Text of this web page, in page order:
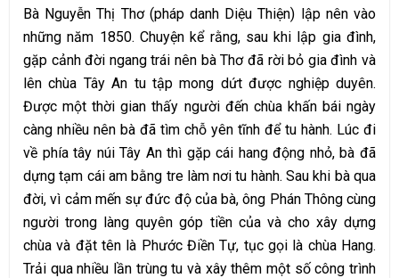
Bà Nguyễn Thị Thơ (pháp danh Diệu Thiện) lập nên vào
những năm 1850. Chuyện kể rằng, sau khi lập gia đình,
gặp cảnh đời ngang trái nên bà Thơ đã rời bỏ gia đình và
lên chùa Tây An tu tập mong dứt được nghiệp duyên.
Được một thời gian thấy người đến chùa khấn bái ngày
càng nhiều nên bà đã tìm chỗ yên tĩnh để tu hành. Lúc đi
về phía tây núi Tây An thì gặp cái hang động nhỏ, bà đã
dựng tạm cái am bằng tre làm nơi tu hành. Sau khi bà qua
đời, vì cảm mến sự đức độ của bà, ông Phán Thông cùng
người trong làng quyên góp tiền của và cho xây dựng
chùa và đặt tên là Phước Điền Tự, tục gọi là chùa Hang.
Trải qua nhiều lần trùng tu và xây thêm một số công trình